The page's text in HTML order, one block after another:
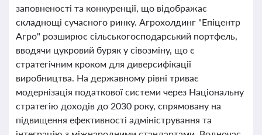
заповненості та конкуренції, що відображає
складнощі сучасного ринку. Агрохолдинг "Епіцентр
Агро" розширює сільськогосподарський портфель,
вводячи цукровий буряк у сівозміну, що є
стратегічним кроком для диверсифікації
виробництва. На державному рівні триває
модернізація податкової системи через Національну
стратегію доходів до 2030 року, спрямовану на
підвищення ефективності адміністрування та